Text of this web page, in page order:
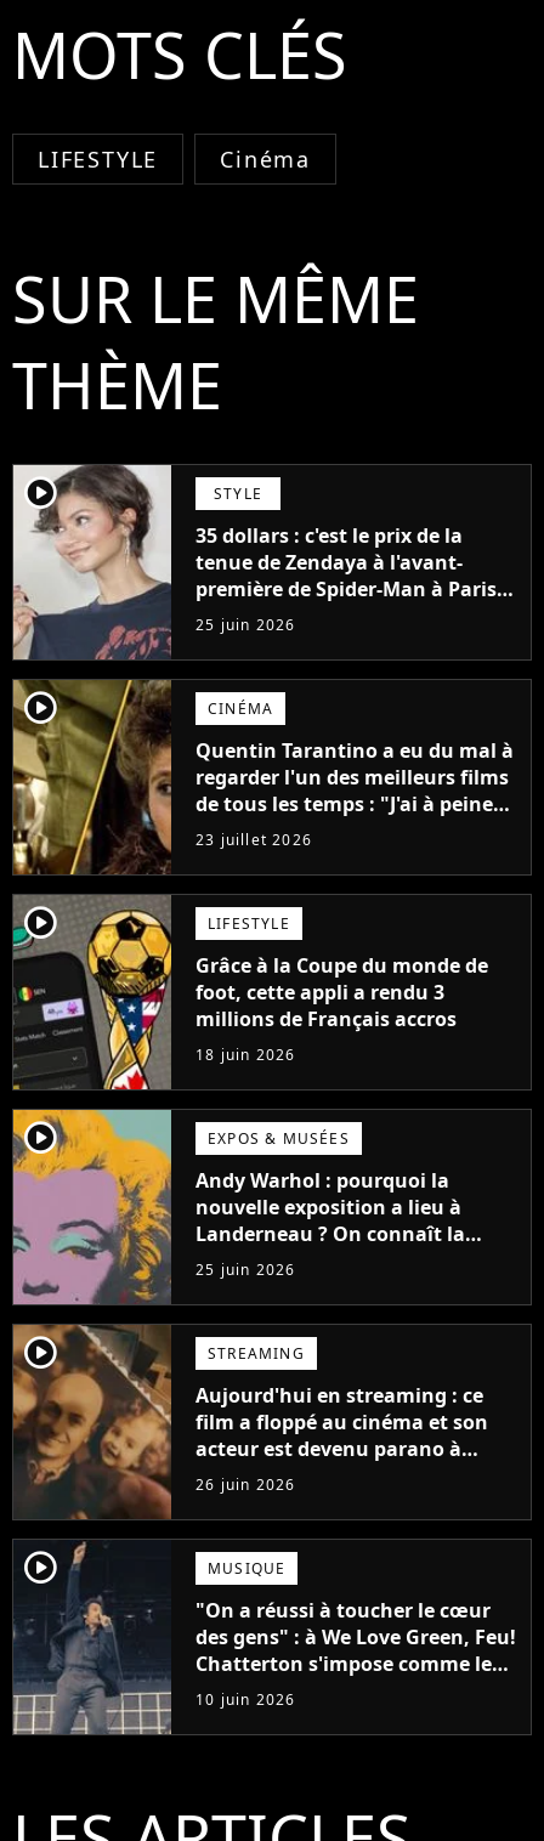
MOTS CLÉS
LIFESTYLE Cinéma
SUR LE MÊME
THÈME
player2 STYLE
35 dollars : c'est le prix de la
tenue de Zendaya à l'avant-
première de Spider-Man à Paris,
"Le style n'a pas besoin de coûter
une fortune"
25 juin 2026
player2 CINÉMA
Quentin Tarantino a eu du mal à
regarder l'un des meilleurs films
de tous les temps : "J'ai à peine
réussi à aller jusqu'au générique
de fin"
23 juillet 2026
player2 LIFESTYLE
Grâce à la Coupe du monde de
foot, cette appli a rendu 3
millions de Français accros
18 juin 2026
player2 EXPOS & MUSÉES
Andy Warhol : pourquoi la
nouvelle exposition a lieu à
Landerneau ? On connaît la
raison et elle est symbolique !
25 juin 2026
player2 STREAMING
Aujourd'hui en streaming : ce
film a floppé au cinéma et son
acteur est devenu parano à
cause de l'histoire
26 juin 2026
player2 MUSIQUE
"On a réussi à toucher le cœur
des gens" : à We Love Green, Feu!
Chatterton s'impose comme le
groupe rock français de sa
génération
10 juin 2026